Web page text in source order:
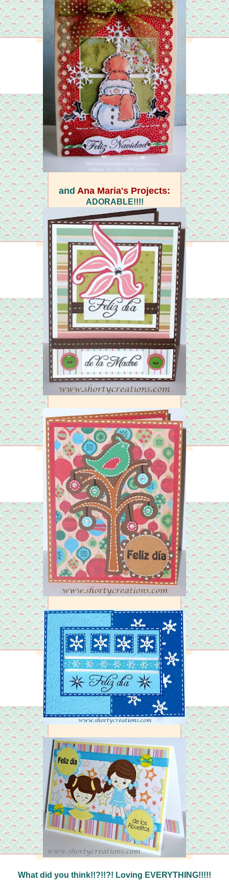
and Ana Maria's Projects:
ADORABLE!!!!
What did you think!!?!!?! Loving EVERYTHING!!!!!